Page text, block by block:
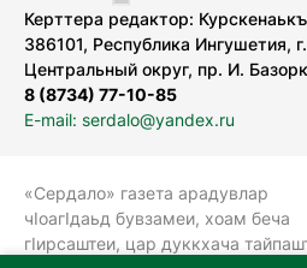
Керттера редактор:
386101, Республика Ингушетия,
Центральный округ, пр. И.
8 (8734) 77-10-85
E-mail: serdalo@yandex.ru
«Сердало» газета арадувлар
чIоагIдаьд бувзамеи, хоам беча
гIирсаштеи, цар дуккхача